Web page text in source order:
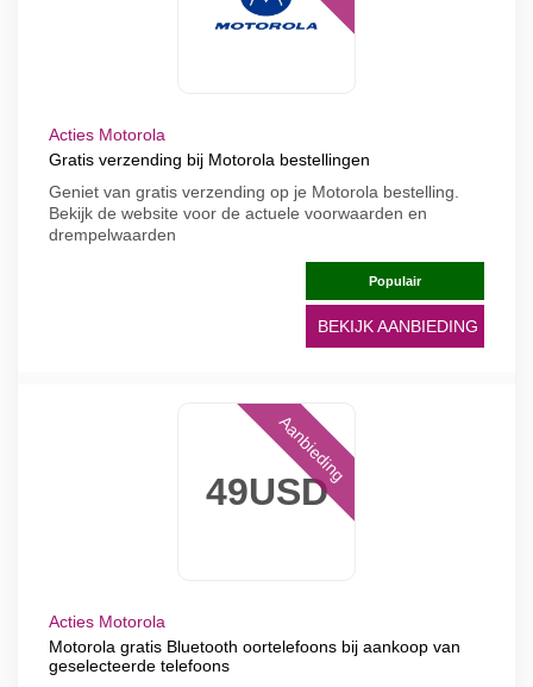
Acties Motorola
Gratis verzending bij Motorola bestellingen
Geniet van gratis verzending op je Motorola bestelling.
Bekijk de website voor de actuele voorwaarden en
drempelwaarden
Populair
BEKIJK AANBIEDING
49USD
Aanbieding
Acties Motorola
Motorola gratis Bluetooth oortelefoons bij aankoop van
geselecteerde telefoons